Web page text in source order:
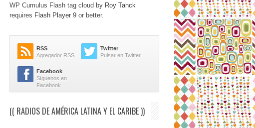
WP Cumulus Flash tag cloud by Roy Tanck
requires Flash Player 9 or better.
RSS
Agregador RSS
Twitter
Pulsar en Twitter
Facebook
Síguenos en
Facebook
(( RADIOS DE AMÉRICA LATINA Y EL CARIBE ))